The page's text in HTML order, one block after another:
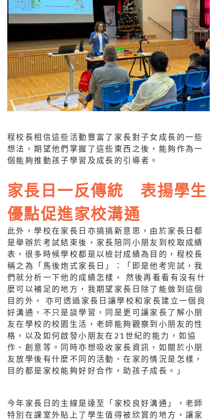
程校長相信這些活動豐富了家長對子女成長的一些
想法，期望他們掌握了這些東西之後，能夠作為一
個能夠推動孩子學習及成長的引導者。
家長日一反傳統 表揚學生
優點促進家校溝通
此外，學校在家長日亦搞搞新意思，由於家長日都
是舉辦於考試結束後，家長陪同小朋友到校取成績
表，很多時候學校都是以檢討成績為目的，程校長
稱之為「馬後炮式家長日」：「即是他考完試，我
們就分析一下他的成績怎樣， 然後再看看有沒有什
麼可以補足的地方，我期望家長日除了能做到這個
目的外， 亦可透過家長日讓學校和家長建立一個良
好溝通，不只是談學習，同是更可讓家長了解小朋
友在學校的校園生活，老師能夠觀察到小朋友的性
格，以及如何啟發小朋友在21世紀的能力，如協
作、創意等。同時亦想吸收家長資訊，如關於小朋
友放學後有什麼不同的活動、在家的情況是怎樣，
目的都是家校能夠好好合作，助孩子成長。」
今年家長日的主線是達至「家校良好溝通」，老師
特別在課室外貼上了學生值得被欣賞的地方，讓家